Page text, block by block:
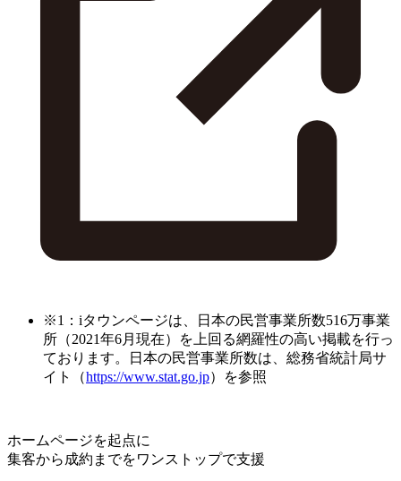
※1：iタウンページは、日本の民営事業所数516万事業
所（2021年6月現在）を上回る網羅性の高い掲載を行っ
ております。日本の民営事業所数は、総務省統計局サ
イト（https://www.stat.go.jp）を参照
ホームページを起点に
集客から成約までをワンストップで支援